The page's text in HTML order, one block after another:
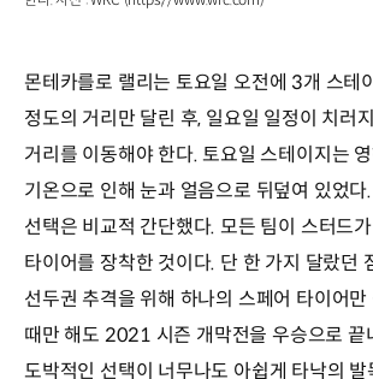
몬테카를로 랠리는 토요일 오전에 3개 스테
정도의 거리만 달린 후, 일요일 일정이 치러
거리를 이동해야 한다. 토요일 스테이지는
기온으로 인해 눈과 얼음으로 뒤덮여 있었다
선택은 비교적 간단했다. 모든 팀이 스터드
타이어를 장착한 것이다. 단 한 가지 달랐던
선두권 추격을 위해 하나의 스페어 타이어만
때만 해도 2021 시즌 개막전을 우승으로 끝
도박적인 선택이 너무나도 아쉽게 타낙의